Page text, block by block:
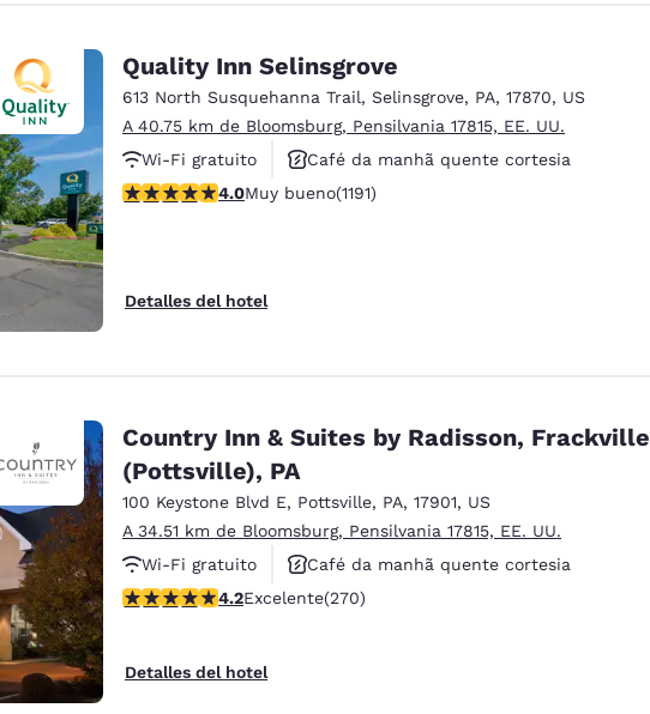
Quality Inn Selinsgrove
613 North Susquehanna Trail, Selinsgrove, PA, 17870, US
A 40.75 km de Bloomsburg, Pensilvania 17815, EE. UU.
Wi-Fi gratuito
Café da manhã quente cortesia
Aceita animais de estimação
calificación de 4.03 estrellas. Muy bueno. 1191 reseñas
4.0Muy bueno(1191)
Detalles del hotel
Country Inn & Suites by Radisson, Frackville
(Pottsville), PA
100 Keystone Blvd E, Pottsville, PA, 17901, US
A 34.51 km de Bloomsburg, Pensilvania 17815, EE. UU.
Wi-Fi gratuito
Café da manhã quente cortesia
Não fumante
calificación de 4.24 estrellas. Excelente. 270 reseñas
4.2Excelente(270)
Detalles del hotel